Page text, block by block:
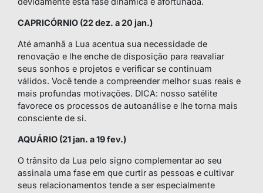
CAPRICÓRNIO (22 dez. a 20 jan.)
Até amanhã a Lua acentua sua necessidade de
renovação e lhe enche de disposição para reavaliar
seus sonhos e projetos e verificar se continuam
válidos. Você tende a compreender melhor suas reais e
mais profundas motivações. DICA: nosso satélite
favorece os processos de autoanálise e lhe torna mais
consciente de si.
AQUÁRIO (21 jan. a 19 fev.)
O trânsito da Lua pelo signo complementar ao seu
assinala uma fase em que curtir as pessoas e cultivar
seus relacionamentos tende a ser especialmente